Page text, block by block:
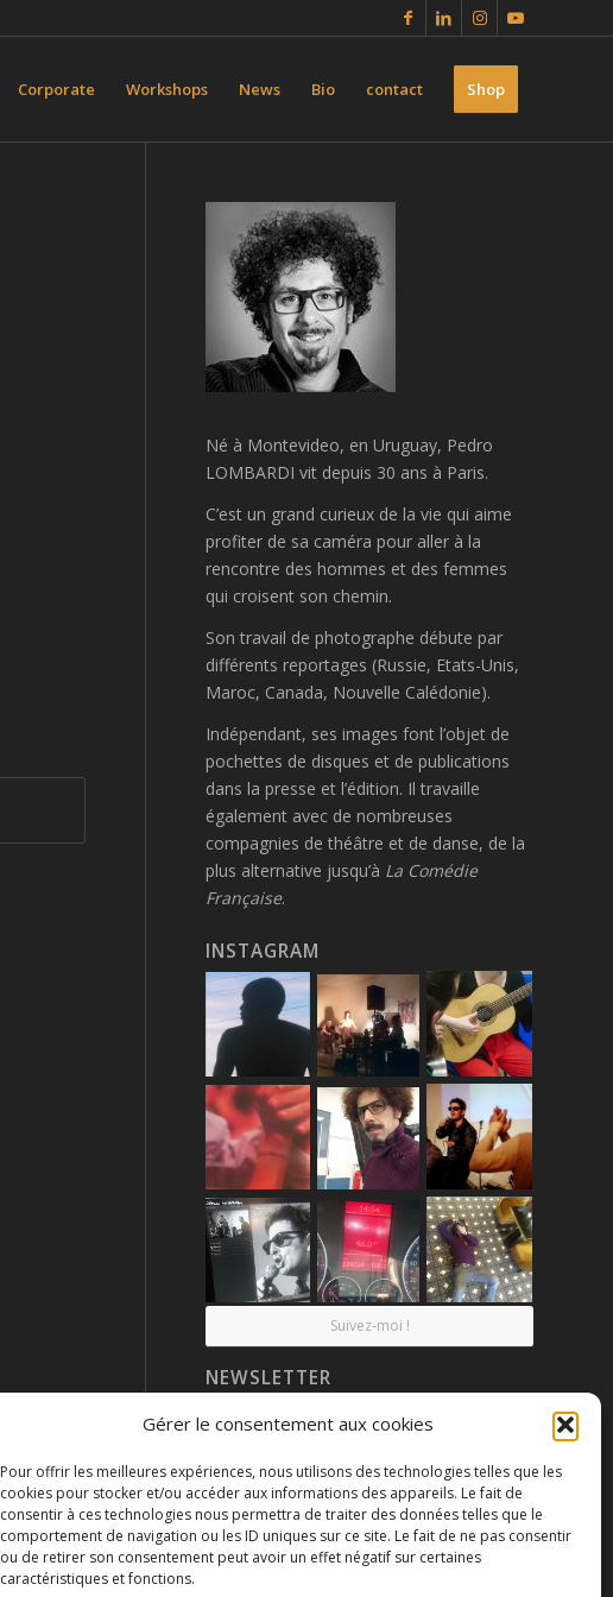
Gérer le consentement aux cookies
Pour offrir les meilleures expériences, nous utilisons des technologies telles que les
cookies pour stocker et/ou accéder aux informations des appareils. Le fait de
consentir à ces technologies nous permettra de traiter des données telles que le
comportement de navigation ou les ID uniques sur ce site. Le fait de ne pas consentir
ou de retirer son consentement peut avoir un effet négatif sur certaines
caractéristiques et fonctions.
Corporate Workshops News Bio contact Shop
Né à Montevideo, en Uruguay, Pedro
LOMBARDI vit depuis 30 ans à Paris.
C’est un grand curieux de la vie qui aime
profiter de sa caméra pour aller à la
rencontre des hommes et des femmes
qui croisent son chemin.
Son travail de photographe débute par
différents reportages (Russie, Etats-Unis,
Maroc, Canada, Nouvelle Calédonie).
Indépendant, ses images font l’objet de
pochettes de disques et de publications
dans la presse et l’édition. Il travaille
également avec de nombreuses
compagnies de théâtre et de danse, de la
plus alternative jusqu’à La Comédie
Française.
INSTAGRAM
Suivez-moi !
NEWSLETTER